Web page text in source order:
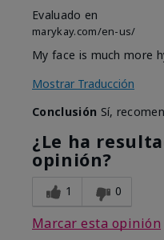
Evaluado en
marykay.com/en-us/
My face is much more
Mostrar Traducción
Conclusión Sí,
¿Le ha
opinión?
1 0
Marcar esta opinión